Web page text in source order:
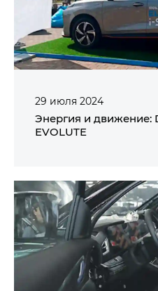
29 июля 2024
Энергия и движение:
EVOLUTE